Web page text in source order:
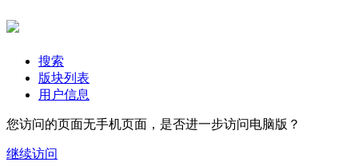
搜索
版块列表
用户信息
您访问的页面无手机页面，是否进一步访问电脑版？
继续访问